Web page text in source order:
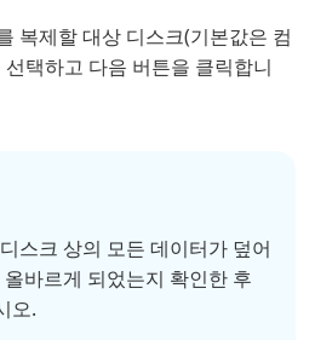
복제할 대상 디스크(기본값은 컴
택하고 다음 버튼을 클릭합니
스크 상의 모든 데이터가 덮어
바르게 되었는지 확인한 후
오.